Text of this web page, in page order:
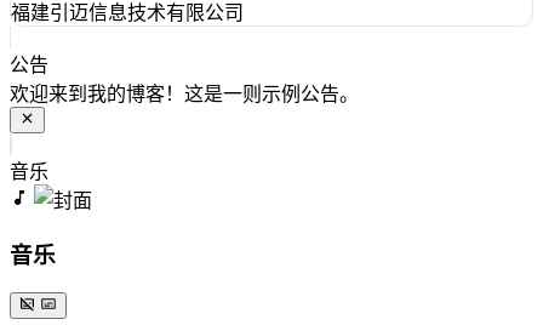
福建引迈信息技术有限公司
公告
欢迎来到我的博客！这是一则示例公告。
音乐
音乐